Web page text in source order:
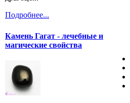
Подробнее...
Камень Гагат - лечебные и
магические свойства